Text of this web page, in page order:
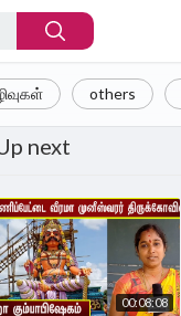
others
next
00:08:08